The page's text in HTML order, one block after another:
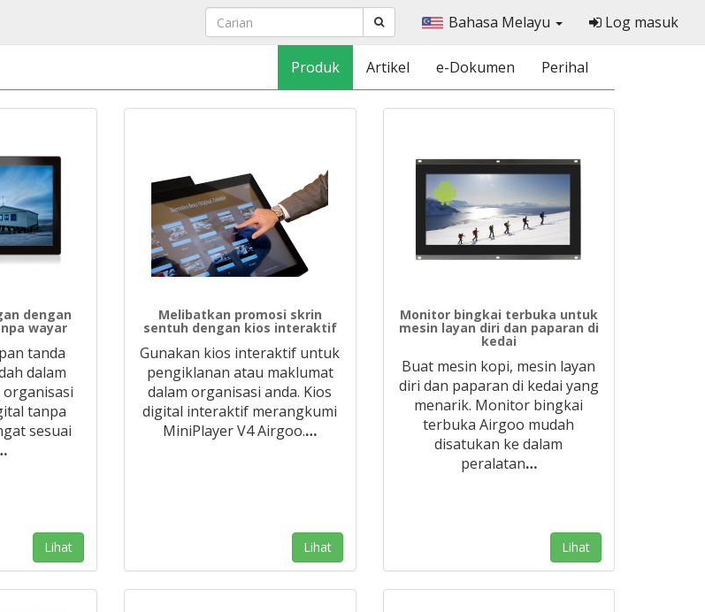
Bahasa Melayu Log masuk
Produk Artikel e-Dokumen Perihal
dengan
wayar
tanda
dalam
tanpa
sesuai
Lihat
Melibatkan promosi skrin
sentuh dengan kios interaktif
Gunakan kios interaktif untuk
pengiklanan atau maklumat
dalam organisasi anda. Kios
digital interaktif merangkumi
MiniPlayer V4 Airgoo.…
Lihat
Monitor bingkai terbuka untuk
mesin layan diri dan paparan di
kedai
Buat mesin kopi, mesin layan
diri dan paparan di kedai yang
menarik. Monitor bingkai
terbuka Airgoo mudah
disatukan ke dalam
peralatan…
Lihat